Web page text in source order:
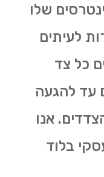
שלו
לעיתים
כל צד
עד להגעה
אנו
בלוד